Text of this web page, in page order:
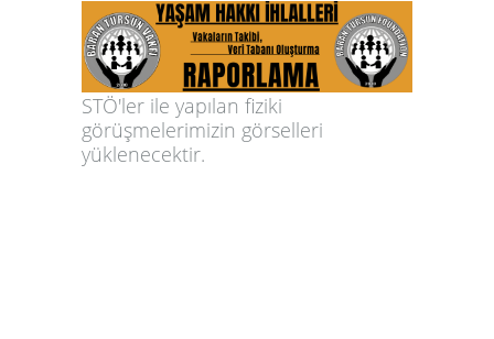
STÖ'ler ile yapılan fiziki
görüşmelerimizin görselleri
yüklenecektir.